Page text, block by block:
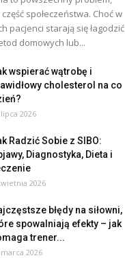
społeczeństwa. Choć w
pacjenci starają się łagodzić
domowych lub...
wspierać wątrobę i
cholesterol na co
lipca 2026
Radzić Sobie z SIBO:
Diagnostyka, Dieta i
2026
błędy na siłowni,
spowalniają efekty – jak
trener...
2026